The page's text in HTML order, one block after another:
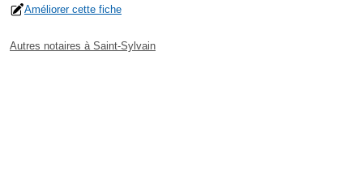
Améliorer cette fiche
Autres notaires à Saint-Sylvain